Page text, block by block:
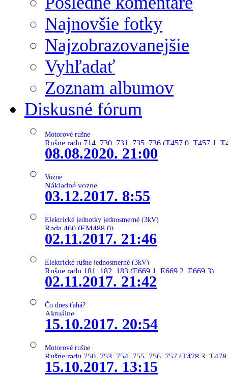
Najnovšie fotky
Najzobrazovanejšie
Vyhľadať
Zoznam albumov
Diskusné fórum
Motorové rušne
Rušne radu 714, 730, 731, 735, 736 (T457.0, T457.1,
08.08.2020. 21:00
Vozne
Nákladné vozne
03.12.2017. 8:55
Elektrické jednotky jednosmerné (3kV)
Rada 460 (EM488.0)
02.11.2017. 21:46
Elektrické rušne jednosmerné (3kV)
Rušne radu 181, 182, 183 (E669.1, E669.2, E669.3)
02.11.2017. 21:42
Čo dnes ťahá?
Aktuálne
15.10.2017. 20:54
Motorové rušne
Rušne radu 750, 753, 754, 755, 756, 757 (T478.3,
15.10.2017. 13:15